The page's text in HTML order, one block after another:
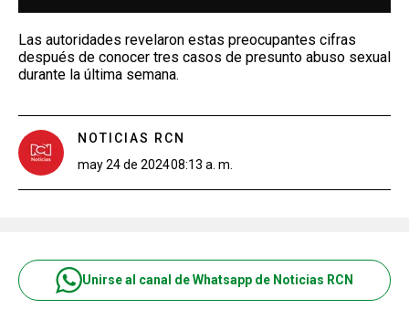
Las autoridades revelaron estas preocupantes cifras
después de conocer tres casos de presunto abuso sexual
durante la última semana.
NOTICIAS RCN
may 24 de 202408:13 a. m.
Unirse al canal de Whatsapp de Noticias RCN